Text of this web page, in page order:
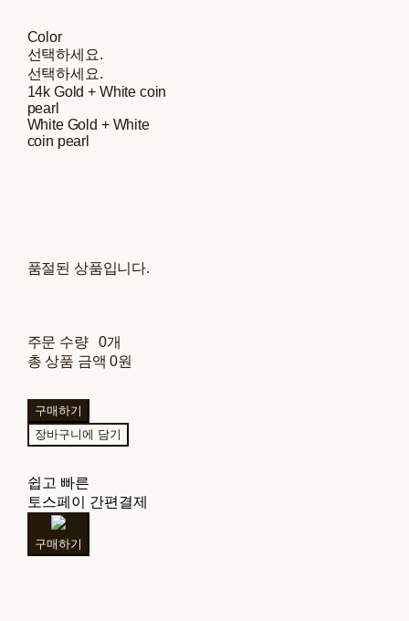
Color
선택하세요.
선택하세요.
14k Gold + White coin
pearl
White Gold + White
coin pearl
품절된 상품입니다.
주문 수량
0개
총 상품 금액 0원
구매하기
장바구니에 담기
쉽고 빠른
토스페이 간편결제
구매하기